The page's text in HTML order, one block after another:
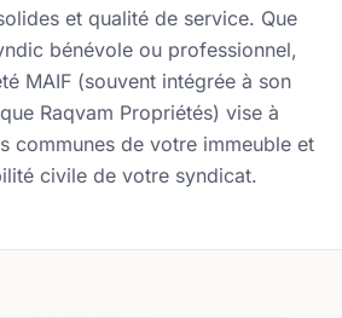
et qualité de service. Que
bénévole ou professionnel,
MAIF (souvent intégrée à son
Raqvam Propriétés) vise à
communes de votre immeuble et
civile de votre syndicat.